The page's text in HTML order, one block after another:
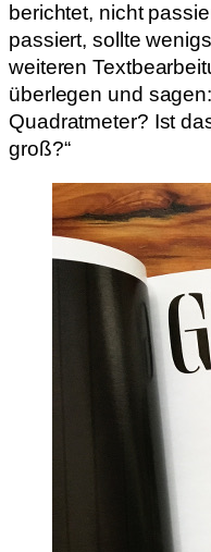
berichtet, nicht
passiert, sollte
weiteren
überlegen und
Quadratmeter? Ist
groß?“